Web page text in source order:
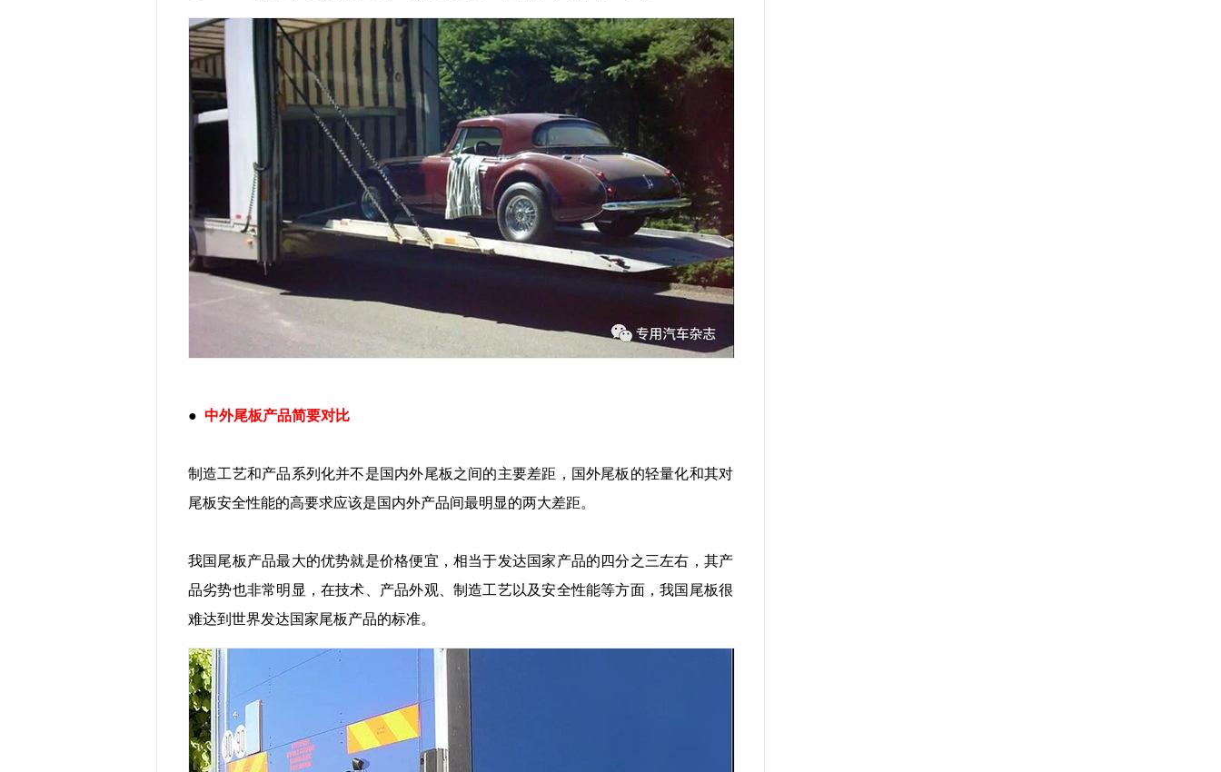
● 中外尾板产品简要对比
制造工艺和产品系列化并不是国内外尾板之间的主要差距，国外尾板的轻量化和其对
尾板安全性能的高要求应该是国内外产品间最明显的两大差距。
我国尾板产品最大的优势就是价格便宜，相当于发达国家产品的四分之三左右，其产
品劣势也非常明显，在技术、产品外观、制造工艺以及安全性能等方面，我国尾板很
难达到世界发达国家尾板产品的标准。